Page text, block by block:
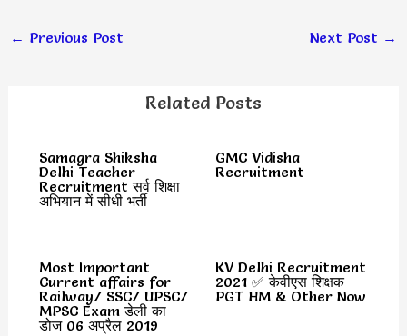
← Previous Post Next Post →
Related Posts
Samagra Shiksha
Delhi Teacher
Recruitment सर्व शिक्षा
अभियान में सीधी भर्ती
GMC Vidisha
Recruitment
Most Important
Current affairs for
Railway/ SSC/ UPSC/
MPSC Exam डेली का
डोज 06 अप्रैल 2019
KV Delhi Recruitment
2021 ✅ केवीएस शिक्षक
PGT HM & Other Now